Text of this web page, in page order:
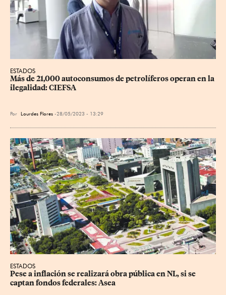
ESTADOS
Más de 21,000 autoconsumos de petrolíferos operan en la
ilegalidad: CIEFSA
Por Lourdes Flores 28/05/2023 - 13:29
ESTADOS
Pese a inflación se realizará obra pública en NL, si se
captan fondos federales: Asea